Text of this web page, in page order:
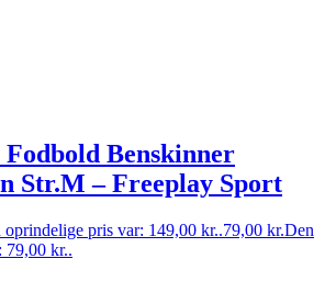
Benskinner
Str.M – Freeplay Sport
oprindelige pris var: 149,00 kr..79,00 kr.Den
79,00 kr..